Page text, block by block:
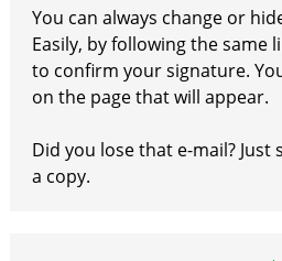
You can always change or
Easily, by following the same
to confirm your signature.
on the page that will appear.
Did you lose that e-mail? Just
a copy.